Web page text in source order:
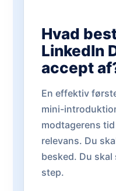
Hvad
LinkedIn
accept
En effektiv
mini-
modtagerens
relevans. Du
besked. Du
step.